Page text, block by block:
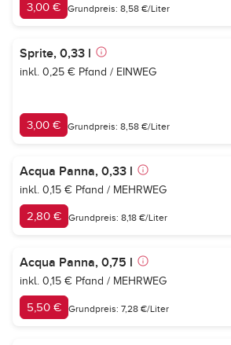
3,00 € Grundpreis: 8,58 €/Liter
Sprite, 0,33 l
inkl. 0,25 € Pfand / EINWEG
3,00 € Grundpreis: 8,58 €/Liter
Acqua Panna, 0,33 l
inkl. 0,15 € Pfand / MEHRWEG
2,80 € Grundpreis: 8,18 €/Liter
Acqua Panna, 0,75 l
inkl. 0,15 € Pfand / MEHRWEG
5,50 € Grundpreis: 7,28 €/Liter